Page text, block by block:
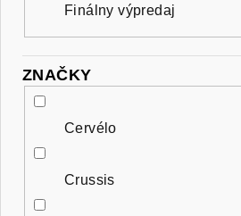
Finálny výpredaj
ZNAČKY
Cervélo
Crussis